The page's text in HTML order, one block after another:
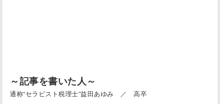
～記事を書いた人～
通称“セラピスト税理士”益田あゆみ ／ 高卒